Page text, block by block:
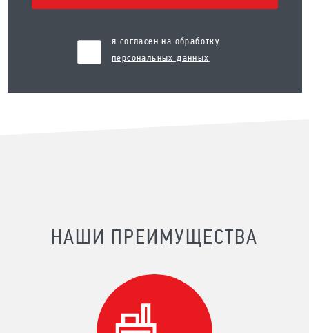
я согласен на обработку
персональных данных
НАШИ ПРЕИМУЩЕСТВА